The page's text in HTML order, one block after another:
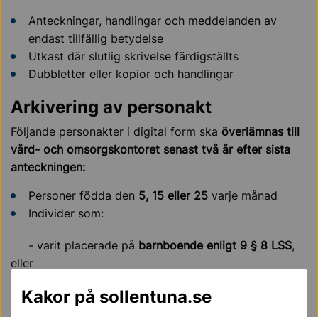
Kakor på sollentuna.se
Anteckningar, handlingar och meddelanden av
endast tillfällig betydelse
Utkast där slutlig skrivelse färdigställts
Dubbletter eller kopior och handlingar
Arkivering av personakt
Följande personakter i digital form ska överlämnas till
vård- och omsorgskontoret senast två år efter sista
anteckningen:
Personer födda den 5, 15 eller 25 varje månad
Individer som:
- varit placerade på barnboende enligt 9 § 8 LSS,
eller
- som barn placerats/tagits emot i
stödboende eller boende enligt 5 kap. 7 § SoL